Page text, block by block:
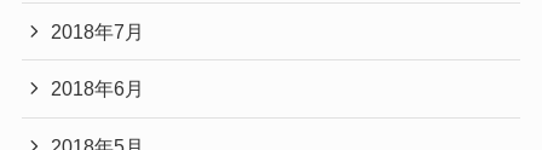
2018年7月
2018年6月